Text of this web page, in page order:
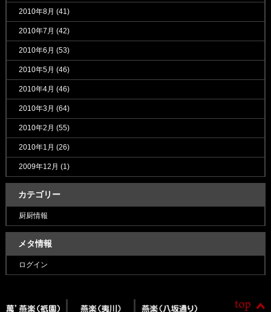
2010年8月 (41)
2010年7月 (42)
2010年6月 (53)
2010年5月 (46)
2010年4月 (46)
2010年3月 (64)
2010年2月 (55)
2010年1月 (26)
2009年12月 (1)
カテゴリー
厨厨情報
メタ情報
ログイン